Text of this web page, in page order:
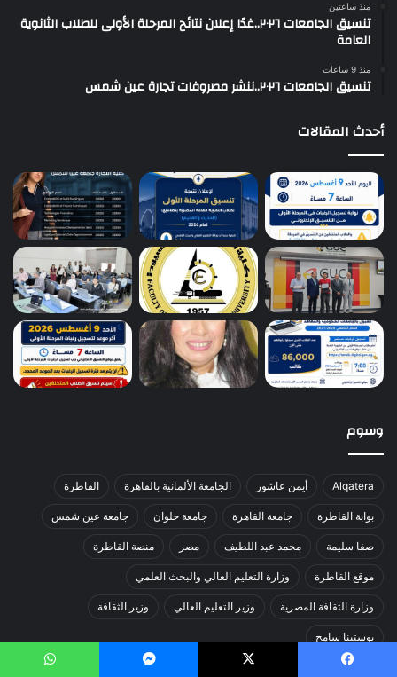
منذ ساعتين
تنسيق الجامعات ٢٠٢٦..غدًا إعلان نتائج المرحلة الأولى للطلاب الثانوية
العامة
منذ 9 ساعات
تنسيق الجامعات ٢٠٢٦..ننشر مصروفات تجارة عين شمس
أحدث المقالات
وسوم
Alqatera أيمن عاشور الجامعة الألمانية بالقاهرة القاطرة
بوابة القاطرة جامعة القاهرة جامعة حلوان جامعة عين شمس
صفا سليمة محمد عبد اللطيف مصر منصة القاطرة
موقع القاطرة وزارة التعليم العالي والبحث العلمي
وزارة الثقافة المصرية وزير التعليم العالي وزير الثقافة
يوستينا سامح